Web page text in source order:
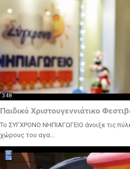
3:48
Παιδικό Χριστουγεννιάτικο
Το ΣΥΓΧΡΟΝΟ ΝΗΠΙΑΓΩΓΕΙΟ άνοιξε τις
χώρους του αγα...